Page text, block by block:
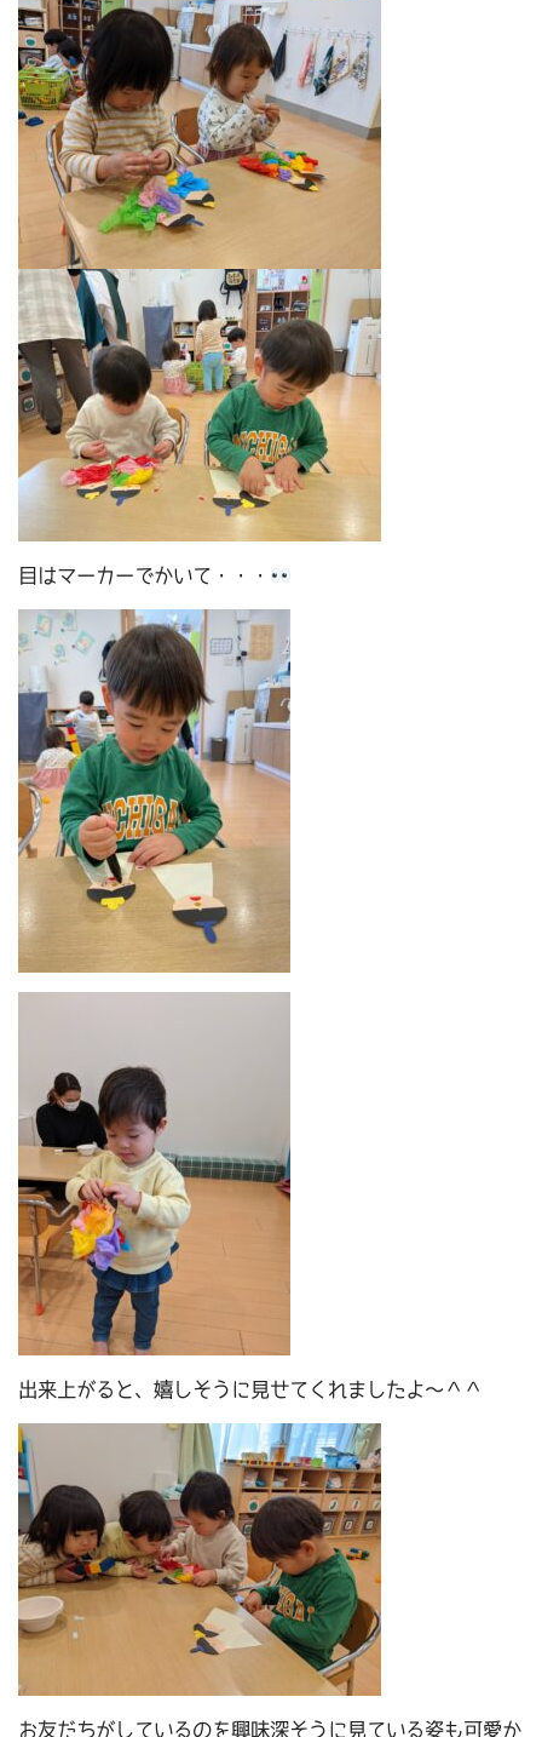
目はマーカーでかいて・・・
出来上がると、嬉しそうに見せてくれましたよ～＾＾
お友だちがしているのを興味深そうに見ている姿も可愛か